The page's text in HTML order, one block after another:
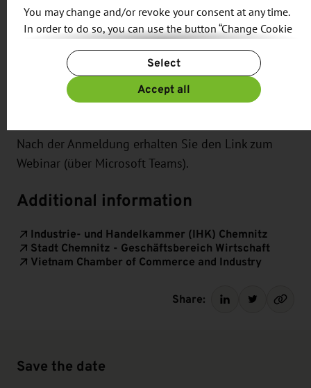
Da Nang vor, die mit der Chemnitzer Region näher
in Kontakt treten möchten. Klinken Sie sich ins
Webinar ein, um Partner in Vietnam zu finden und
sich über den dynamischen Markt mit seinen
Vorzügen, Möglichkeiten und seinem
Nach der Anmeldung erhalten Sie den Link zum
Webinar (über Microsoft Teams).
Additional information
Industrie- und Handelkammer (IHK) Chemnitz
Stadt Chemnitz - Geschäftsbereich Wirtschaft
Vietnam Chamber of Commerce and Industry
Share:
Save the date
You may change and/or revoke your consent at any time.
In order to do so, you can use the button “Change Cookie
For more information, please see our
Privacy Policy.
Additional information can be found in our
Imprint
Select
Accept all